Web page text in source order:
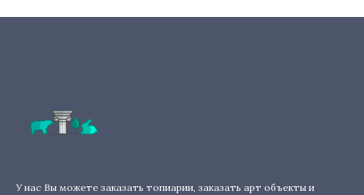
У нас Вы можете заказать топиарии, заказать арт объекты и